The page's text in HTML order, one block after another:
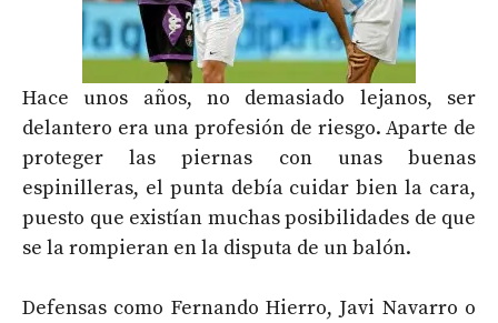
Hace unos años, no demasiado lejanos, ser
delantero era una profesión de riesgo. Aparte de
proteger las piernas con unas buenas
espinilleras, el punta debía cuidar bien la cara,
puesto que existían muchas posibilidades de que
se la rompieran en la disputa de un balón.
Defensas como Fernando Hierro, Javi Navarro o